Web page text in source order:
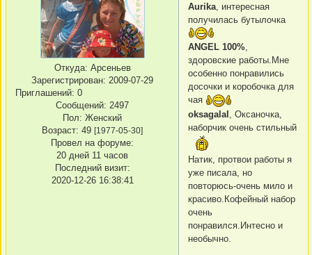
Откуда: Арсеньев
Зарегистрирован: 2009-07-29
Приглашений: 0
Сообщений: 2497
Пол: Женский
Возраст: 49 [1977-05-30]
Провел на форуме:
20 дней 11 часов
Последний визит:
2020-12-26 16:38:41
Aurika , интересная
получилась бутылочка
ANGEL 100%,
здоровские работы.Мне
особенно понравились
досочки и коробочка для
чая
oksagalal
, Оксаночка,
наборчик очень стильный
Натик, протвои работы я
уже писала, но
повторюсь-очень мило и
красиво.Кофейный набор
очень
понравился.Интесно и
необычно.